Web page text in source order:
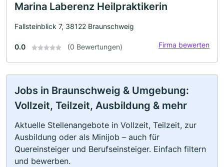
Marina Laberenz Heilpraktikerin
Fallsteinblick 7, 38122 Braunschweig
0.0 (0 Bewertungen) Firma bewerten
Jobs in Braunschweig & Umgebung:
Vollzeit, Teilzeit, Ausbildung & mehr
Aktuelle Stellenangebote in Vollzeit, Teilzeit, zur
Ausbildung oder als Minijob – auch für
Quereinsteiger und Berufseinsteiger. Einfach filtern
und bewerben.